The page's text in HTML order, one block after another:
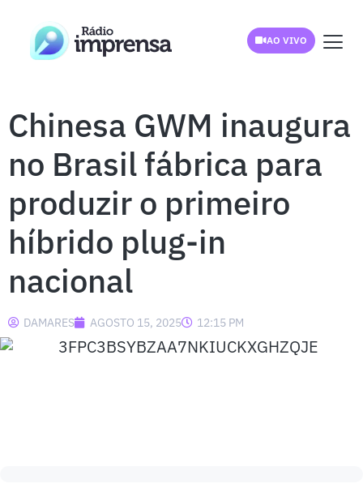
AO VIVO
Chinesa GWM inaugura
no Brasil fábrica para
produzir o primeiro
híbrido plug-in
nacional
DAMARES AGOSTO 15, 2025 12:15 PM